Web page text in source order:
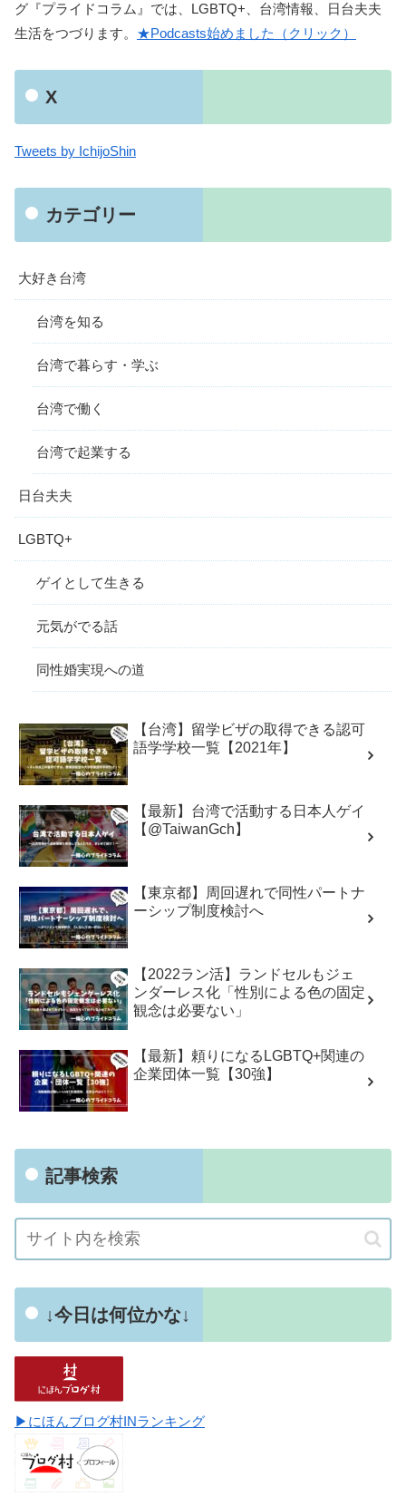
グ『プライドコラム』では、LGBTQ+、台湾情報、日台夫夫
生活をつづります。 ★Podcasts始めました（クリック）
X
Tweets by IchijoShin
カテゴリー
大好き台湾
台湾を知る
台湾で暮らす・学ぶ
台湾で働く
台湾で起業する
日台夫夫
LGBTQ+
ゲイとして生きる
元気がでる話
同性婚実現への道
【台湾】留学ビザの取得できる認可
語学学校一覧【2021年】
【最新】台湾で活動する日本人ゲイ
【@TaiwanGch】
【東京都】周回遅れで同性パートナ
ーシップ制度検討へ
【2022ラン活】ランドセルもジェ
ンダーレス化「性別による色の固定
観念は必要ない」
【最新】頼りになるLGBTQ+関連の
企業団体一覧【30強】
記事検索
↓今日は何位かな↓
▶にほんブログ村INランキング